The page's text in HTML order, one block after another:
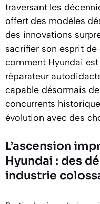
traversant les
offert des modèles
des innovations
sacrifier son esprit
comment Hyundai est
réparateur
capable désormais
concurrents
évolution avec des
L’ascension
Hyundai : des
industrie